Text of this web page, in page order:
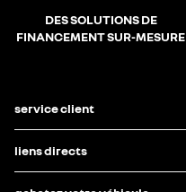
DES SOLUTIONS DE
FINANCEMENT SUR-MESURE
service client
liens directs